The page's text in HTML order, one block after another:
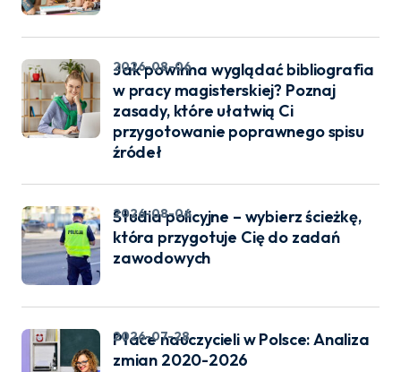
Jak powinna wyglądać bibliografia
w pracy magisterskiej? Poznaj
zasady, które ułatwią Ci
przygotowanie poprawnego spisu
źródeł
2026-08-06
Studia policyjne – wybierz ścieżkę,
która przygotuje Cię do zadań
zawodowych
2026-08-06
Płace nauczycieli w Polsce: Analiza
zmian 2020-2026
2026-07-28